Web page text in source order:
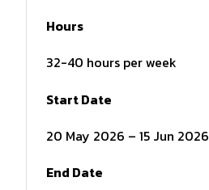
Hours
32-40 hours per week
Start Date
20 May 2026 – 15 Jun 2026
End Date